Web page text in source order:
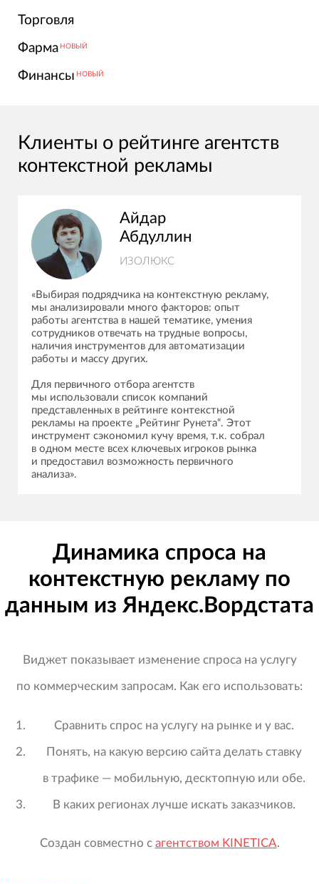
Торговля
Фарма НОВЫЙ
Финансы НОВЫЙ
Клиенты о рейтинге агентств
контекстной рекламы
Айдар
Абдуллин
ИЗОЛЮКС
«Выбирая подрядчика на контекстную рекламу,
мы анализировали много факторов: опыт
работы агентства в нашей тематике, умения
сотрудников отвечать на трудные вопросы,
наличия инструментов для автоматизации
работы и массу других.
Для первичного отбора агентств
мы использовали список компаний
представленных в рейтинге контекстной
рекламы на проекте „Рейтинг Рунета“. Этот
инструмент сэкономил кучу время, т.к. собрал
в одном месте всех ключевых игроков рынка
и предоставил возможность первичного
анализа».
Динамика спроса на
контекстную рекламу по
данным из Яндекс.Вордстата
Виджет показывает изменение спроса на услугу
по коммерческим запросам. Как его использовать:
Сравнить спрос на услугу на рынке и у вас.
Понять, на какую версию сайта делать ставку
в трафике — мобильную, десктопную или обе.
В каких регионах лучше искать заказчиков.
Создан совместно с агентством KINETICA.